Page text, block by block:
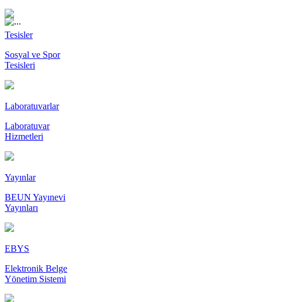
Tesisler
Sosyal ve Spor
Tesisleri
Laboratuvarlar
Laboratuvar
Hizmetleri
Yayınlar
BEUN Yayınevi
Yayınları
EBYS
Elektronik Belge
Yönetim Sistemi